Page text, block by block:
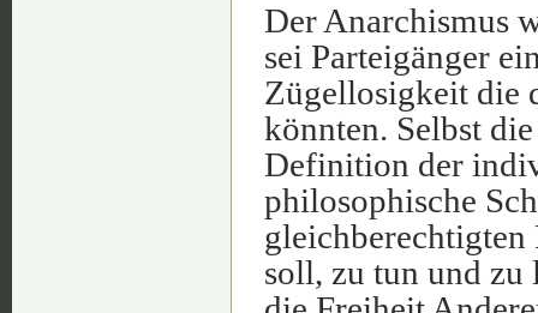
Der Anarchismus
sei Parteigänger
Zügellosigkeit die
könnten. Selbst
Definition der
philosophische
gleichberechtigten
soll, zu tun und zu